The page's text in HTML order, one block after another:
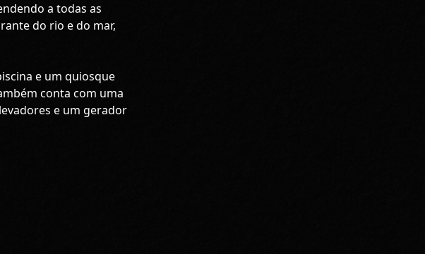
a todas as
do rio e do mar,
e um quiosque
conta com uma
e um gerador